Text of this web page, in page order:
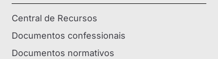
Central de Recursos
Documentos confessionais
Documentos normativos